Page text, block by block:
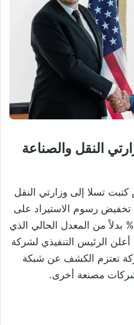
النقل والصناعة
تسلا إلى وزارتي النقل
تخفيض رسوم الاستيراد على
السيارات الكهربائية بنسبة 40% بدلاً من المعدل الحالي الذي
الرئيس التنفيذي لشركة
تعتزم الكشف عن شبكة
مصنعة أخرى.